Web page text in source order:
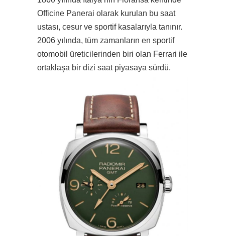
Officine Panerai olarak kurulan bu saat
ustası, cesur ve sportif kasalarıyla tanınır.
2006 yılında, tüm zamanların en sportif
otomobil üreticilerinden biri olan Ferrari ile
ortaklaşa bir dizi saat piyasaya sürdü.